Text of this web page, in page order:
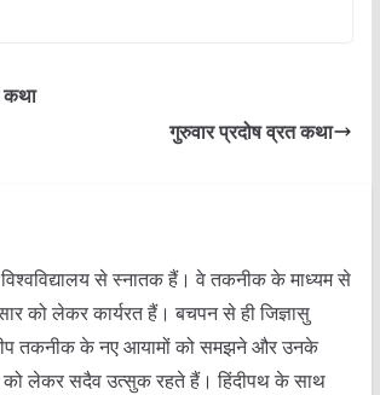
कथा
गुरुवार प्रदोष व्रत कथा
विश्वविद्यालय से स्नातक हैं। वे तकनीक के माध्यम से
को लेकर कार्यरत हैं। बचपन से ही जिज्ञासु
तकनीक के नए आयामों को समझने और उनके
को लेकर सदैव उत्सुक रहते हैं। हिंदीपथ के साथ